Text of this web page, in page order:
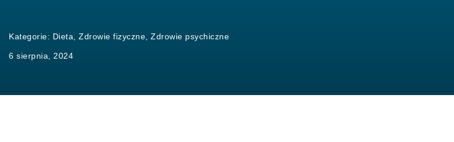
Kategorie: Dieta Zdrowie fizyczne Zdrowie psychiczne
6 sierpnia, 2024